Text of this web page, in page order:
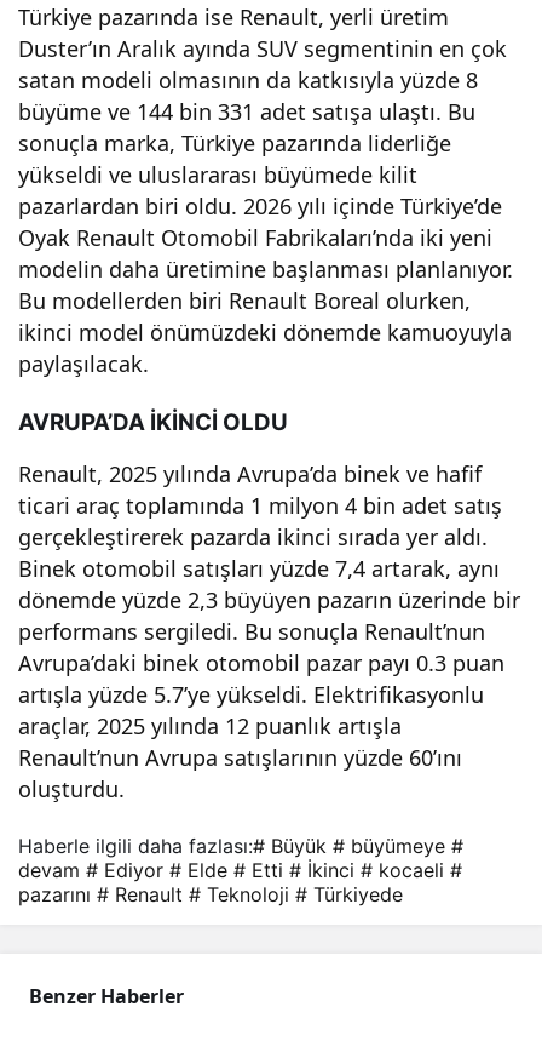
Türkiye pazarında ise Renault, yerli üretim
Duster’ın Aralık ayında SUV segmentinin en çok
satan modeli olmasının da katkısıyla yüzde 8
büyüme ve 144 bin 331 adet satışa ulaştı. Bu
sonuçla marka, Türkiye pazarında liderliğe
yükseldi ve uluslararası büyümede kilit
pazarlardan biri oldu. 2026 yılı içinde Türkiye’de
Oyak Renault Otomobil Fabrikaları’nda iki yeni
modelin daha üretimine başlanması planlanıyor.
Bu modellerden biri Renault Boreal olurken,
ikinci model önümüzdeki dönemde kamuoyuyla
paylaşılacak.
AVRUPA’DA İKİNCİ OLDU
Renault, 2025 yılında Avrupa’da binek ve hafif
ticari araç toplamında 1 milyon 4 bin adet satış
gerçekleştirerek pazarda ikinci sırada yer aldı.
Binek otomobil satışları yüzde 7,4 artarak, aynı
dönemde yüzde 2,3 büyüyen pazarın üzerinde bir
performans sergiledi. Bu sonuçla Renault’nun
Avrupa’daki binek otomobil pazar payı 0.3 puan
artışla yüzde 5.7’ye yükseldi. Elektrifikasyonlu
araçlar, 2025 yılında 12 puanlık artışla
Renault’nun Avrupa satışlarının yüzde 60’ını
oluşturdu.
Haberle ilgili daha fazlası:# Büyük # büyümeye #
devam # Ediyor # Elde # Etti # İkinci # kocaeli #
pazarını # Renault # Teknoloji # Türkiyede
Benzer Haberler